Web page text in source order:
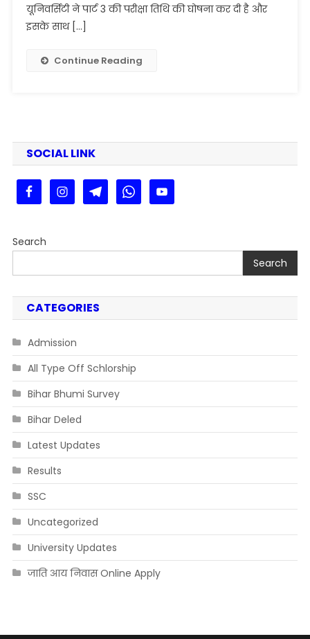
Card
Download
Card
2025
@https://ppup.ac.in/
यूनिवर्सिटी ने पार्ट 3 की परीक्षा तिथि की घोषना कर दी है और
इसके साथ […]
Continue Reading
SOCIAL LINK
Search
Search
CATEGORIES
Admission
All Type Off Schlorship
Bihar Bhumi Survey
Bihar Deled
Latest Updates
Results
SSC
Uncategorized
University Updates
जाति आय निवास Online Apply